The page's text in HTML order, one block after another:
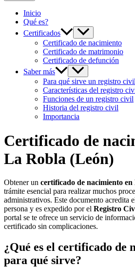
Inicio
Qué es?
Certificados
Certificado de nacimiento
Certificado de matrimonio
Certificado de defunción
Saber más
Para qué sirve un registro civil
Características del registro
Funciones de un registro civil
Historia del registro civil
Importancia
Certificado de
La Robla (León)
Obtener un certificado de nacimiento en
trámite esencial para realizar muchos
administrativos. Este documento acredita
persona y es expedido por el Registro
portal se te ofrece un servicio de
certificado sin complicaciones.
¿Qué es el certificado de
para qué sirve?